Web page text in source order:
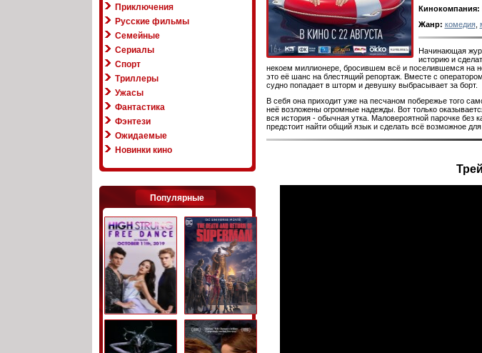
Приключения
Русские фильмы
Семейные
Сериалы
Спорт
Триллеры
Ужасы
Фантастика
Фэнтези
Ожидаемые
Новинки кино
Популярные
Кинокомпания:
Жанр: комедия,
Начинающая
историю и
некоем миллионере, бросившем всё и поселившемся на
это её шанс на блестящий репортаж. Вместе с
судно попадает в шторм и девушку выбрасывает за борт.
В себя она приходит уже на песчаном побережье того
неё возложены огромные надежды. Вот только
вся история - обычная утка. Маловероятной парочке без
предстоит найти общий язык и сделать всё возможное